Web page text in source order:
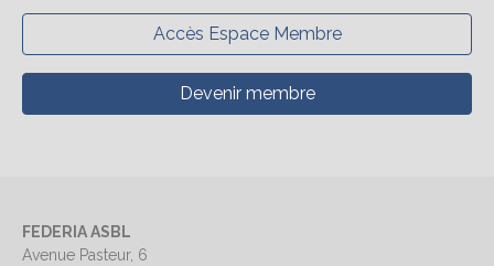
Accès Espace Membre
Devenir membre
FEDERIA ASBL
Avenue Pasteur, 6